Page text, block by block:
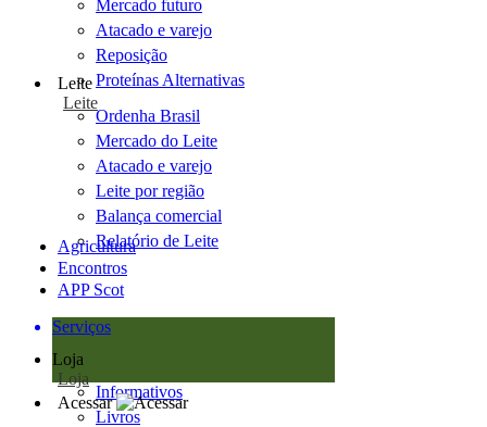
Mercado futuro
Atacado e varejo
Reposição
Proteínas Alternativas
Leite
Leite
Ordenha Brasil
Mercado do Leite
Atacado e varejo
Leite por região
Balança comercial
Relatório de Leite
Agricultura
Encontros
APP Scot
Serviços
Loja
Loja
Informativos
Livros
Acessar